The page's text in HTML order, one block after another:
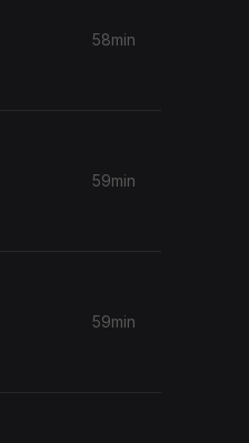
58min
59min
59min